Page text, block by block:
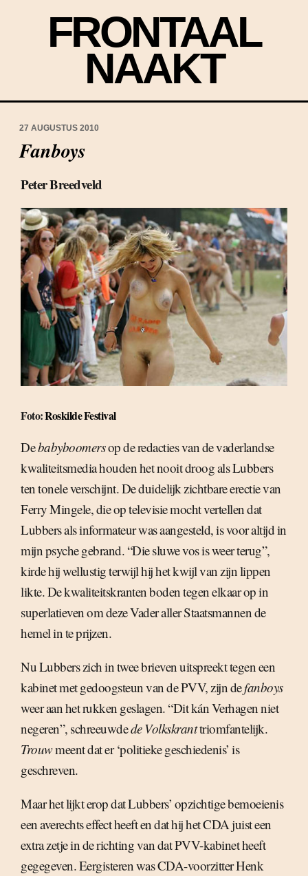
FRONTAAL
NAAKT
27 AUGUSTUS 2010
Fanboys
Peter Breedveld
Foto:Roskilde Festival
Debabyboomersop de redacties van de vaderlandse
kwaliteitsmedia houden het nooit droog als Lubbers
ten tonele verschijnt. De duidelijk zichtbare erectie van
Ferry Mingele, die op televisie mocht vertellen dat
Lubbers als informateur was aangesteld, is voor altijd in
mijn psyche gebrand. “Die sluwe vos is weer terug”,
kirde hij wellustig terwijl hij het kwijl van zijn lippen
likte. De kwaliteitskranten boden tegen elkaar op in
superlatieven om deze Vader aller Staatsmannen de
hemel in te prijzen.
Nu Lubbers zich in twee brieven uitspreekt tegen een
kabinet met gedoogsteun van de PVV, zijn defanboys
weer aan het rukken geslagen. “Dit kán Verhagen niet
negeren”, schreeuwdede Volkskranttriomfantelijk.
Trouwmeent dat er ‘politieke geschiedenis’ is
geschreven.
Maar het lijkt erop dat Lubbers’ opzichtige bemoeienis
een averechts effect heeft en dat hij het CDA juist een
extra zetje in de richting van dat PVV-kabinet heeft
gegegeven. Eergisteren was CDA-voorzitter Henk